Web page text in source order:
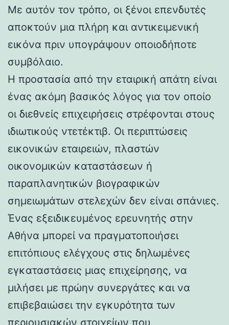
Με αυτόν τον τρόπο, οι ξένοι επενδυτές
αποκτούν μια πλήρη και αντικειμενική
εικόνα πριν υπογράψουν οποιοδήποτε
συμβόλαιο.
Η προστασία από την εταιρική απάτη είναι
ένας ακόμη βασικός λόγος για τον οποίο
οι διεθνείς επιχειρήσεις στρέφονται στους
ιδιωτικούς ντετέκτιβ. Οι περιπτώσεις
εικονικών εταιρειών, πλαστών
οικονομικών καταστάσεων ή
παραπλανητικών βιογραφικών
σημειωμάτων στελεχών δεν είναι σπάνιες.
Ένας εξειδικευμένος ερευνητής στην
Αθήνα μπορεί να πραγματοποιήσει
επιτόπιους ελέγχους στις δηλωμένες
εγκαταστάσεις μιας επιχείρησης, να
μιλήσει με πρώην συνεργάτες και να
επιβεβαιώσει την εγκυρότητα των
περιουσιακών στοιχείων που